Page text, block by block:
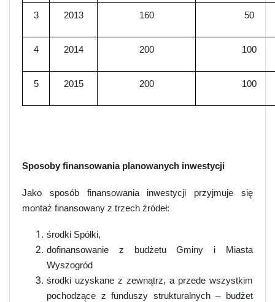
3 2013 160 50
4 2014 200 100
5 2015 200 100
Sposoby finansowania planowanych inwestycji
Jako sposób finansowania inwestycji przyjmuje się
montaż finansowany z trzech źródeł:
środki Spółki,
dofinansowanie z budżetu Gminy i Miasta
Wyszogród
środki uzyskane z zewnątrz, a przede wszystkim
pochodzące z funduszy strukturalnych – budżet